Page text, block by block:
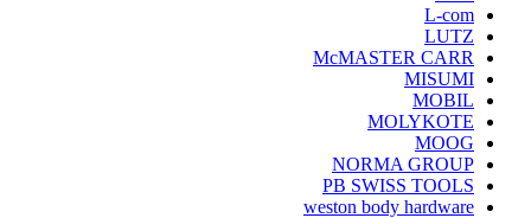
L-com
LUTZ
McMASTER CARR
MISUMI
MOBIL
MOLYKOTE
MOOG
NORMA GROUP
PB SWISS TOOLS
weston body hardware